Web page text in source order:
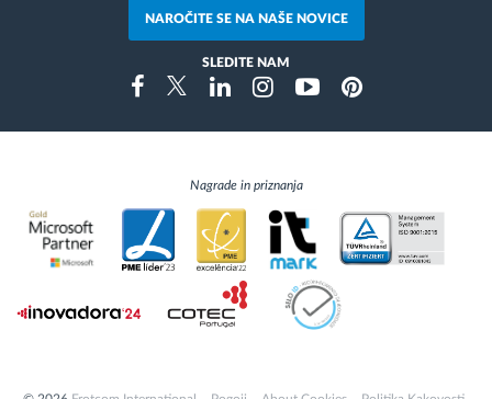
NAROČITE SE NA NAŠE NOVICE
SLEDITE NAM
FacebookTwitterLinkedinInstragramYoutubePinterest
Nagrade in priznanja